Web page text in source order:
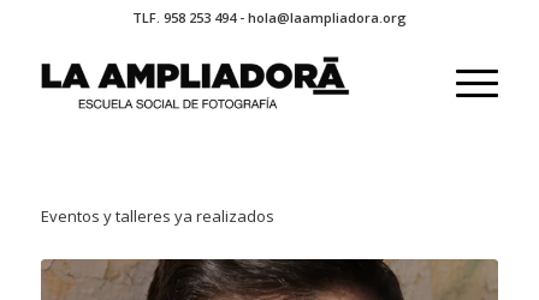
TLF. 958 253 494 - hola@laampliadora.org
Eventos y talleres ya realizados